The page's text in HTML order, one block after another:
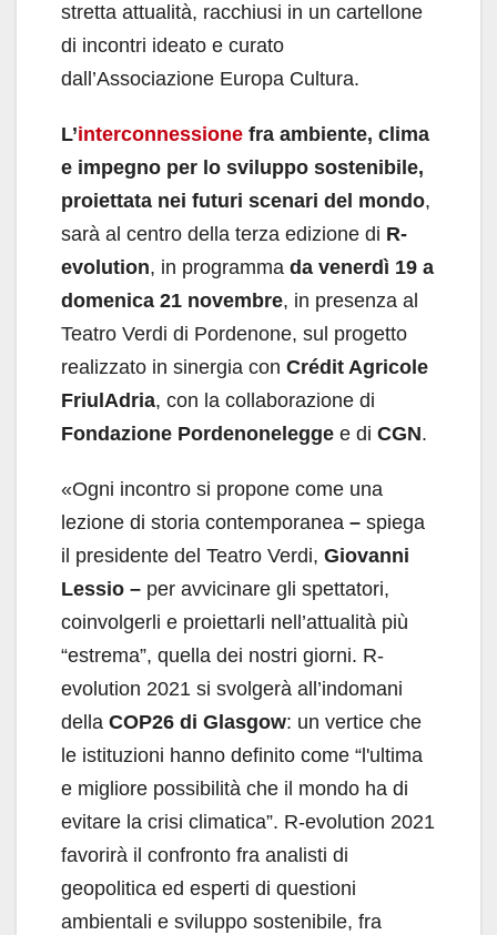
stretta attualità, racchiusi in un cartellone
di incontri ideato e curato
dall’Associazione Europa Cultura.
L’interconnessione fra ambiente, clima
e impegno per lo sviluppo sostenibile,
proiettata nei futuri scenari del mondo,
sarà al centro della terza edizione di R-
evolution, in programma da venerdì 19 a
domenica 21 novembre, in presenza al
Teatro Verdi di Pordenone, sul progetto
realizzato in sinergia con Crédit Agricole
FriulAdria, con la collaborazione di
Fondazione Pordenonelegge e di CGN.
«Ogni incontro si propone come una
lezione di storia contemporanea – spiega
il presidente del Teatro Verdi, Giovanni
Lessio – per avvicinare gli spettatori,
coinvolgerli e proiettarli nell’attualità più
“estrema”, quella dei nostri giorni. R-
evolution 2021 si svolgerà all’indomani
della COP26 di Glasgow: un vertice che
le istituzioni hanno definito come “l'ultima
e migliore possibilità che il mondo ha di
evitare la crisi climatica”. R-evolution 2021
favorirà il confronto fra analisti di
geopolitica ed esperti di questioni
ambientali e sviluppo sostenibile, fra